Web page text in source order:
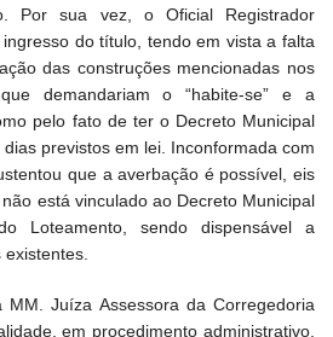
Por sua vez, o Oficial Registrador
do título, tendo em vista a falta
das construções mencionadas nos
demandariam o “habite-se” e a
pelo fato de ter o Decreto Municipal
previstos em lei. Inconformada com
que a averbação é possível, eis
está vinculado ao Decreto Municipal
Loteamento, sendo dispensável a
Juíza Assessora da Corregedoria
em procedimento administrativo,